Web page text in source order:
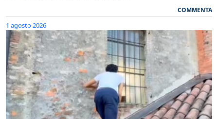
COMMENTA
1 agosto 2026